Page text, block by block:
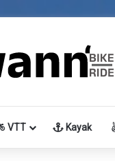
VTT Kayak